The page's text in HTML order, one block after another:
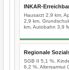
INKAR-
Hausarzt 2,9 km,
2,9 km,
km, Autobahn 3,9
Regionale
SGB II 5,1 %,
6,2 %, Altersarmut